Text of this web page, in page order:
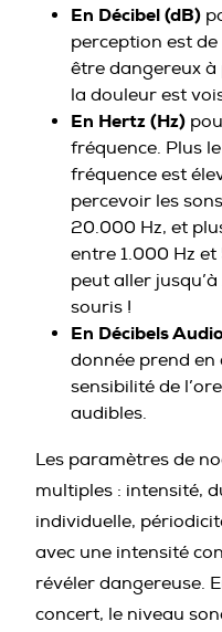
En Décibel (dB)
perception est
être dangereux
la douleur est
En Hertz (Hz)
fréquence. Plus
fréquence est
percevoir les
20.000 Hz, et
entre 1.000 Hz
peut aller
souris !
En Décibels
donnée prend en
sensibilité de
audibles.
Les paramètres de
multiples : intensité,
individuelle,
avec une intensité
révéler dangereuse.
concert, le niveau